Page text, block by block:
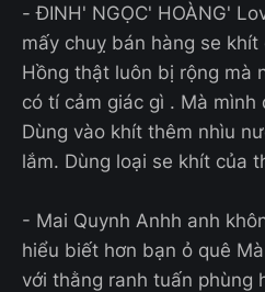
- ĐINH' NGỌC' HOÀNG'
mấy chuỵ bán hàng se
Hồng thật luôn bị rộng mà
có tí cảm giác gì . Mà
Dùng vào khít thêm nhìu
lắm. Dùng loại se khít của
- Mai Quynh Anhh anh
hiểu biết hơn bạn ỏ quê
với thằng ranh tuấn phùng